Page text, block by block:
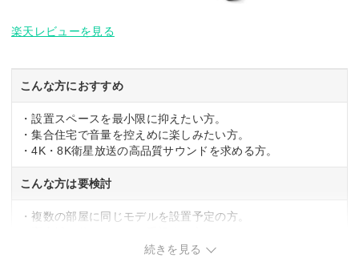
楽天レビューを見る
こんな方におすすめ
・設置スペースを最小限に抑えたい方。
・集合住宅で音量を控えめに楽しみたい方。
・4K・8K衛星放送の高品質サウンドを求める方。
こんな方は要検討
・複数の部屋に同じモデルを設置予定の方。
続きを見る